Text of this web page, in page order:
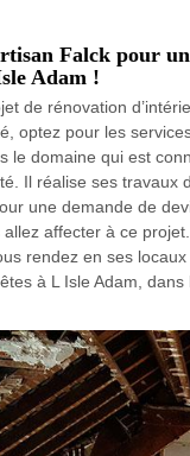
Falck pour
Adam !
de rénovation
optez pour les
le domaine qui est
Il réalise ses travaux
une demande de
affecter à ce
rendez en ses
à L Isle Adam, dans